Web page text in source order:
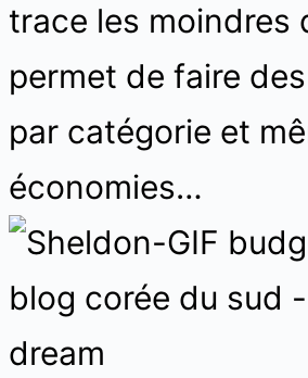
trace les moindres
permet de faire
par catégorie et
économies…